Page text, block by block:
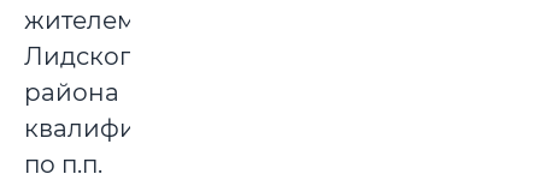
жителем
Лидского
района
квалифицированы
по п.п.